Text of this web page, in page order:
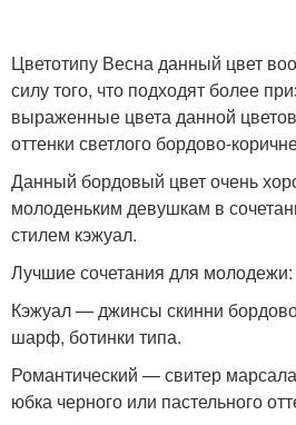
Цветотипу Весна данный цвет
силу того, что подходят более
выраженные цвета данной
оттенки светлого бордово-
Данный бордовый цвет очень
молоденьким девушкам в
стилем кэжуал.
Лучшие сочетания для молодежи:
Кэжуал — джинсы скинни
шарф, ботинки типа.
Романтический — свитер
юбка черного или пастельного